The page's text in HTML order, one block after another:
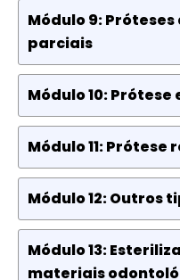
Módulo 9:
parciais
Módulo 10:
Módulo 11:
Módulo 12: Outros
Módulo 13:
materiais